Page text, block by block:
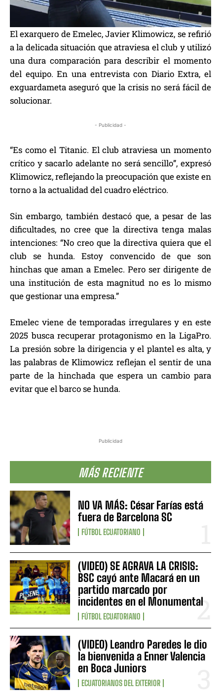
Publicidad
MÁS RECIENTE
NO VA MÁS: César Farías está
fuera de Barcelona SC
FÚTBOL ECUATORIANO
(VIDEO) SE AGRAVA LA CRISIS:
BSC cayó ante Macará en un
partido marcado por
incidentes en el Monumental
FÚTBOL ECUATORIANO
(VIDEO) Leandro Paredes le dio
la bienvenida a Enner Valencia
en Boca Juniors
ECUATORIANOS DEL EXTERIOR
El exarquero de Emelec, Javier Klimowicz, se refirió
a la delicada situación que atraviesa el club y utilizó
una dura comparación para describir el momento
del equipo. En una entrevista con Diario Extra, el
exguardameta aseguró que la crisis no será fácil de
solucionar.
- Publicidad -
“Es como el Titanic. El club atraviesa un momento
crítico y sacarlo adelante no será sencillo”, expresó
Klimowicz, reflejando la preocupación que existe en
torno a la actualidad del cuadro eléctrico.
Sin embargo, también destacó que, a pesar de las
dificultades, no cree que la directiva tenga malas
intenciones: “No creo que la directiva quiera que el
club se hunda. Estoy convencido de que son
hinchas que aman a Emelec. Pero ser dirigente de
una institución de esta magnitud no es lo mismo
que gestionar una empresa.”
Emelec viene de temporadas irregulares y en este
2025 busca recuperar protagonismo en la LigaPro.
La presión sobre la dirigencia y el plantel es alta, y
las palabras de Klimowicz reflejan el sentir de una
parte de la hinchada que espera un cambio para
evitar que el barco se hunda.